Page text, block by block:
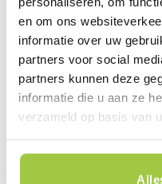
en om ons
informatie over uw
partners voor social
partners kunnen deze
informatie die u aan ze
verzameld op basis van
ELEKTRISCHE VOUWFIETSEN
Victoria Scalyo 1 Unisex –
Groen
€3.399,00 Oorspronkelijke
prijs
was:
€3.399,00.
€3.199,00
prijs
is: